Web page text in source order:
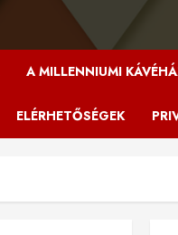
A MILLENNIUMI
ELÉRHETŐSÉGEK